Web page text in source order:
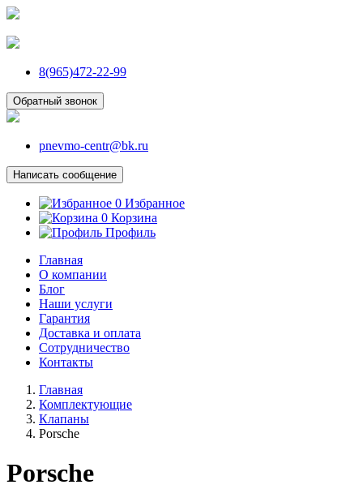
8(965)472-22-99
Обратный звонок
pnevmo-centr@bk.ru
Написать сообщение
0 Избранное
0 Корзина
Профиль
Главная
О компании
Блог
Наши услуги
Гарантия
Доставка и оплата
Сотрудничество
Контакты
Главная
Комплектующие
Клапаны
Porsche
Porsche